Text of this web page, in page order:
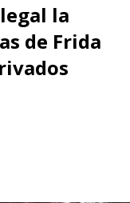
la
de Frida